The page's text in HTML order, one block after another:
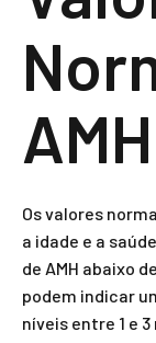
AMH
Os valores
a idade e a
de AMH abaixo
podem indicar
níveis entre 1 e